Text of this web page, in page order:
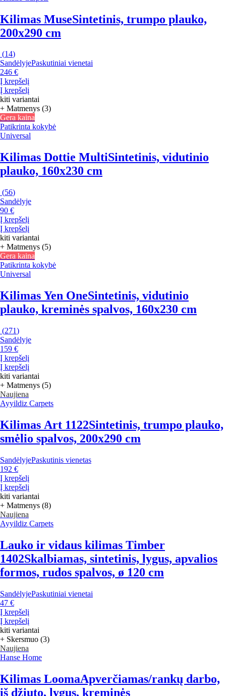
Kilimas MuseSintetinis, trumpo plauko,
200x290 cm
(14)
SandėlyjePaskutiniai vienetai
246 €
Į krepšelį
Į krepšelį
kiti variantai
+ Matmenys (3)
Gera kaina
Patikrinta kokybė
Universal
Kilimas Dottie MultiSintetinis, vidutinio
plauko, 160x230 cm
(56)
Sandėlyje
90 €
Į krepšelį
Į krepšelį
kiti variantai
+ Matmenys (5)
Gera kaina
Patikrinta kokybė
Universal
Kilimas Yen OneSintetinis, vidutinio
plauko, kreminės spalvos, 160x230 cm
(271)
Sandėlyje
159 €
Į krepšelį
Į krepšelį
kiti variantai
+ Matmenys (5)
Naujiena
Ayyildiz Carpets
Kilimas Art 1122Sintetinis, trumpo plauko,
smėlio spalvos, 200x290 cm
SandėlyjePaskutinis vienetas
192 €
Į krepšelį
Į krepšelį
kiti variantai
+ Matmenys (8)
Naujiena
Ayyildiz Carpets
Lauko ir vidaus kilimas Timber
1402Skalbiamas, sintetinis, lygus, apvalios
formos, rudos spalvos, ø 120 cm
SandėlyjePaskutiniai vienetai
47 €
Į krepšelį
Į krepšelį
kiti variantai
+ Skersmuo (3)
Naujiena
Hanse Home
Kilimas LoomaApverčiamas/rankų darbo,
iš džiuto, lygus, kreminės